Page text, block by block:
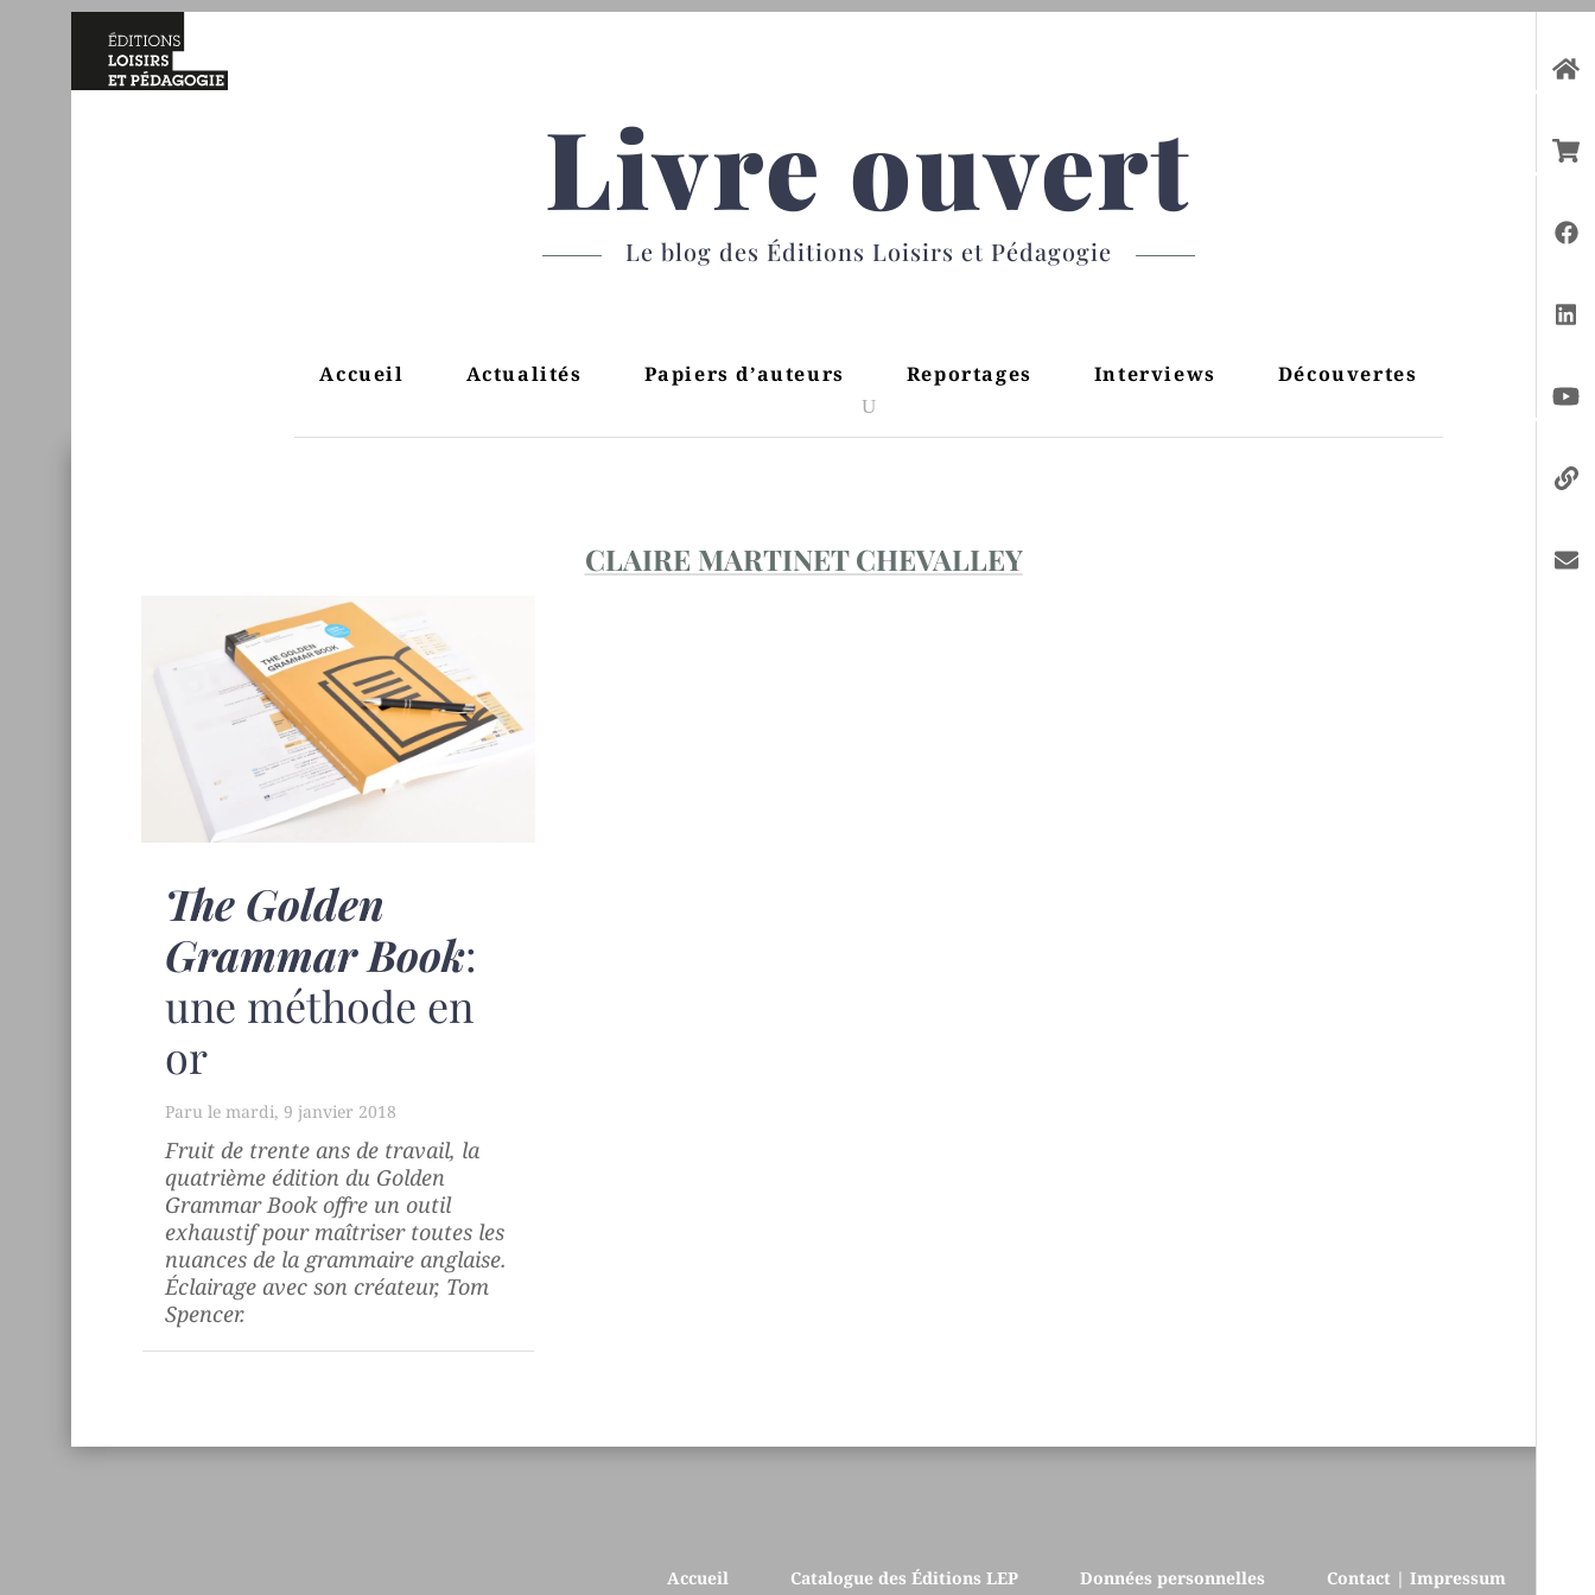
Livre ouvert
Le blog des Éditions Loisirs et Pédagogie
Accueil Actualités Papiers d’auteurs Reportages Interviews Découvertes
CLAIRE MARTINET CHEVALLEY
The Golden
Grammar Book:
une méthode en
or
mardi, 9 janvier 2018
Fruit de trente ans de travail, la
quatrième édition du Golden
Grammar Bookoffre un outil
exhaustif pour maîtriser toutes les
nuances de la grammaire anglaise.
Éclairage avec son créateur, Tom
Spencer.
Accueil Catalogue des Éditions LEP Données personnelles Contact | Impressum